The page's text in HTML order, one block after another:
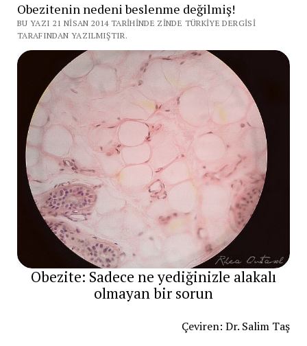
Obezitenin nedeni beslenme değilmiş!
BU YAZI 21 NISAN 2014 TARIHINDE ZINDE TÜRKIYE DERGISI
TARAFINDAN YAZILMIŞTIR.
Obezite: Sadece ne yediğinizle alakalı
olmayan bir sorun
Çeviren: Dr. Salim Taş